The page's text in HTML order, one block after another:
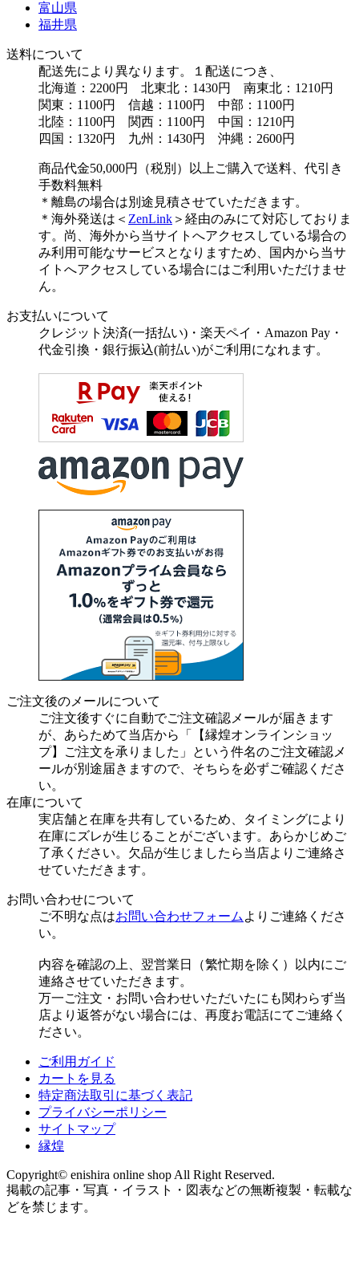
富山県
福井県
送料について
配送先により異なります。１配送につき、
北海道：2200円 北東北：1430円 南東北：1210円
関東：1100円 信越：1100円 中部：1100円
北陸：1100円 関西：1100円 中国：1210円
四国：1320円 九州：1430円 沖縄：2600円
商品代金50,000円（税別）以上ご購入で送料、代引き
手数料無料
＊離島の場合は別途見積させていただきます。
＊海外発送は＜ ZenLink ＞経由のみにて対応しておりま
す。尚、海外から当サイトへアクセスしている場合の
み利用可能なサービスとなりますため、国内から当サ
イトへアクセスしている場合にはご利用いただけませ
ん。
お支払いについて
クレジット決済(一括払い)・楽天ペイ・Amazon Pay・
代金引換・銀行振込(前払い)がご利用になれます。
ご注文後のメールについて
ご注文後すぐに自動でご注文確認メールが届きます
が、あらためて当店から「【縁煌オンラインショッ
プ】ご注文を承りました」という件名のご注文確認メ
ールが別途届きますので、そちらを必ずご確認くださ
い。
在庫について
実店舗と在庫を共有しているため、タイミングにより
在庫にズレが生じることがございます。あらかじめご
了承ください。欠品が生じましたら当店よりご連絡さ
せていただきます。
お問い合わせについて
ご不明な点はお問い合わせフォームよりご連絡くださ
い。
内容を確認の上、翌営業日（繁忙期を除く）以内にご
連絡させていただきます。
万一ご注文・お問い合わせいただいたにも関わらず当
店より返答がない場合には、再度お電話にてご連絡く
ださい。
ご利用ガイド
カートを見る
特定商法取引に基づく表記
プライバシーポリシー
サイトマップ
縁煌
Copyright© enishira online shop All Right Reserved.
掲載の記事・写真・イラスト・図表などの無断複製・転載な
どを禁じます。